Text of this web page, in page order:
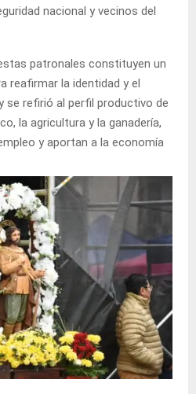
nacional y vecinos del
patronales constituyen un
reafirmar la identidad y el
se refirió al perfil productivo de
la agricultura y la ganadería,
y aportan a la economía